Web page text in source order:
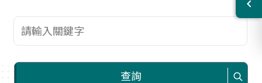
查詢關鍵字
查詢